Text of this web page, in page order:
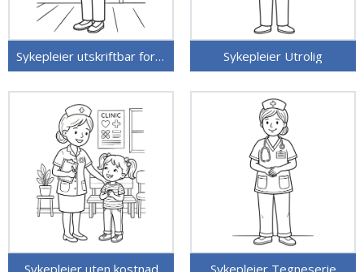
Sykepleier utskriftbar for barn Sykepleier Utrolig